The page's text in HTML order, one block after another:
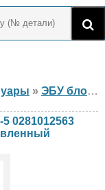
» ЭБУ блок управления двигателем
0281012563